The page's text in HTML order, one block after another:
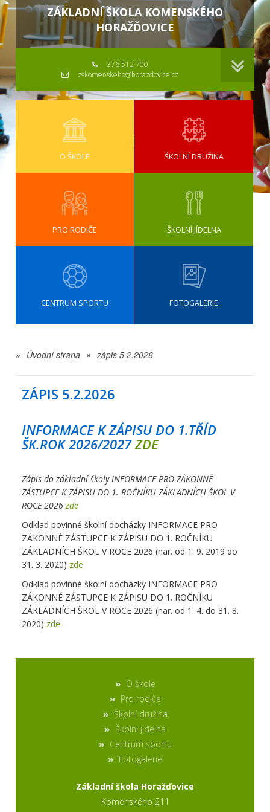
ZÁKLADNÍ ŠKOLA KOMENSKÉHO
HORAŽĎOVICE
376 512 700
zskomenskeho@horazdovice.cz
O ŠKOLE ŠKOLNÍ DRUŽINA
PRO RODIČE ŠKOLNÍ JÍDELNA
CENTRUM SPORTU FOTOGALERIE
» Úvodní strana » zápis 5.2.2026
ZÁPIS 5.2.2026
INFORMACE K ZÁPISU DO 1.TŘÍD
ŠK.ROK 2026/2027 ZDE
Zápis do základní školy INFORMACE PRO ZÁKONNÉ
ZÁSTUPCE K ZÁPISU DO 1. ROČNÍKU ZÁKLADNÍCH ŠKOL V
ROCE 2026zde
Odklad povinné školní docházky INFORMACE PRO
ZÁKONNÉ ZÁSTUPCE K ZÁPISU DO 1. ROČNÍKU
ZÁKLADNÍCH ŠKOL V ROCE 2026 (nar. od 1. 9. 2019 do
31. 3. 2020) zde
Odklad povinné školní docházky INFORMACE PRO
ZÁKONNÉ ZÁSTUPCE K ZÁPISU DO 1. ROČNÍKU
ZÁKLADNÍCH ŠKOL V ROCE 2026 (nar. od 1. 4. do 31. 8.
2020) zde
O škole
Pro rodiče
Školní družina
Školní jídelna
Centrum sportu
Fotogalerie
Základní škola Horažďovice
Komenského 211